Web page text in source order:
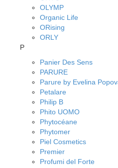
OLYMP
Organic Life
ORising
ORLY
P
Panier Des Sens
PARURE
Parure by Evelina
Petalare
Philip B
Phito UOMO
Phytocéane
Phytomer
Piel Cosmetics
Premier
Profumi del Forte